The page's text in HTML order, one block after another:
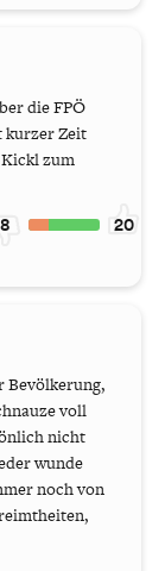
die FPÖ
kurzer Zeit
zum
8 20
Bevölkerung,
voll
nicht
wunde
noch von